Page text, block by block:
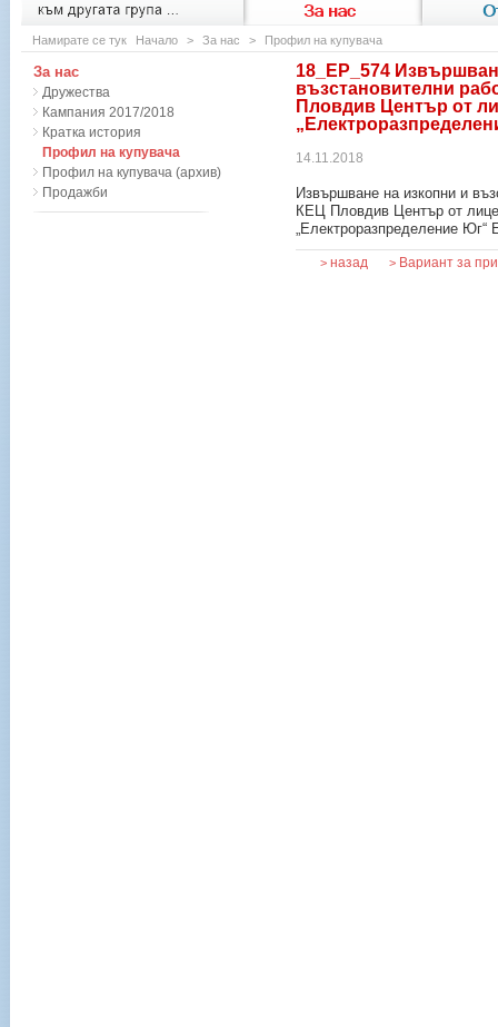
към другата група ... За нас
Намирате се тук Начало > За нас > Профил на купувача
18_ЕР_574
възстановителни
Пловдив Център от
14.11.2018
Извършване на изкопни и
КЕЦ Пловдив Център от
„Електроразпределение Юг“
> назад > Вариант за
За нас
Дружества
Кампания 2017/2018
Кратка история
Профил на купувача
Профил на купувача (архив)
Продажби